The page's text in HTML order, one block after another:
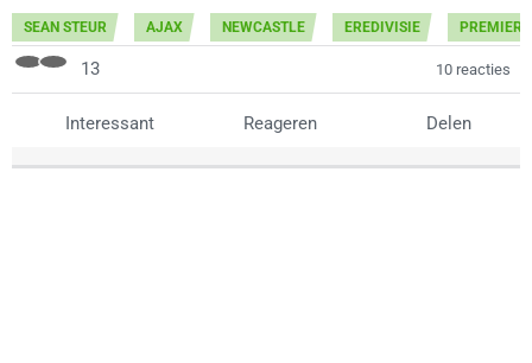
SEAN STEUR AJAX NEWCASTLE EREDIVISIE PREMIER
13 10 reacties
Interessant Reageren Delen